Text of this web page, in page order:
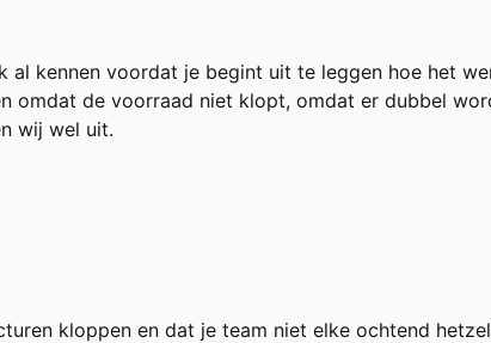
al kennen voordat je begint uit te leggen hoe het
omdat de voorraad niet klopt, omdat er dubbel
wij wel uit.
kloppen en dat je team niet elke ochtend